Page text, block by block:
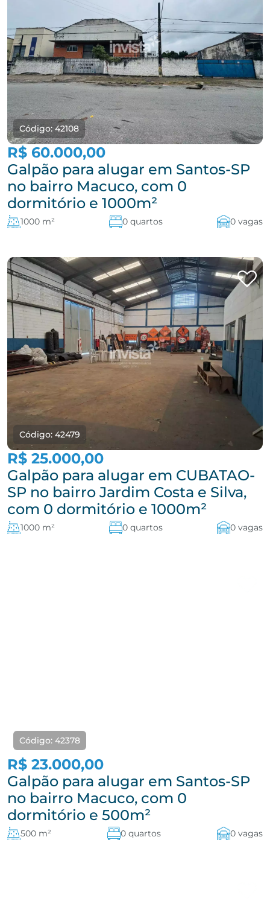
Código: 42108
R$ 60.000,00
Galpão para alugar em Santos-SP
no bairro Macuco, com 0
dormitório e 1000m²
1000 m² 0 quartos 0 vagas
Código: 42479
R$ 25.000,00
Galpão para alugar em CUBATAO-
SP no bairro Jardim Costa e Silva,
com 0 dormitório e 1000m²
1000 m² 0 quartos 0 vagas
Código: 42378
R$ 23.000,00
Galpão para alugar em Santos-SP
no bairro Macuco, com 0
dormitório e 500m²
500 m² 0 quartos 0 vagas